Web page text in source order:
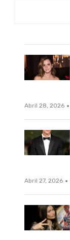
Abril 28, 2026 ·
Abril 27, 2026 ·